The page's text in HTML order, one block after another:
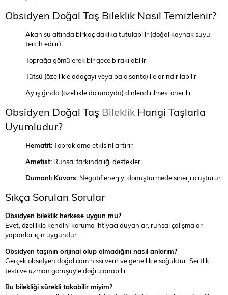
Obsidyen Doğal Taş Bileklik Nasıl Temizlenir?
Akan su altında birkaç dakika tutulabilir (doğal kaynak suyu
tercih edilir)
Toprağa gömülerek bir gece bırakılabilir
Tütsü (özellikle adaçayı veya palo santo) ile arındırılabilir
Ay ışığında (özellikle dolunayda) dinlendirilmesi önerilir
Obsidyen Doğal Taş Bileklik Hangi Taşlarla
Uyumludur?
Hematit:Topraklama etkisini artırır
Ametist: Ruhsal farkındalığı destekler
Dumanlı Kuvars: Negatif enerjiyi dönüştürmede sinerji oluşturur
Sıkça Sorulan Sorular
Obsidyen bileklik herkese uygun mu?
Evet, özellikle kendini koruma ihtiyacı duyanlar, ruhsal çalışmalar
yapanlar için uygundur.
Obsidyen taşının orijinal olup olmadığını nasıl anlarım?
Gerçek obsidyen doğal cam hissi verir ve genellikle soğuktur. Sertlik
testi ve uzman görüşüyle doğrulanabilir.
Bu bilekliği sürekli takabilir miyim?